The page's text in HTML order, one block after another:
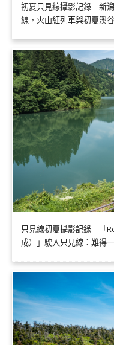
初夏只見線攝影記錄｜新
線，火山紅列車與初夏溪
只見線初夏攝影記錄｜「
成）」駛入只見線：難得